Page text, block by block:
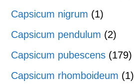
Capsicum nigrum (1)
Capsicum pendulum (2)
Capsicum pubescens (179)
Capsicum rhomboideum (1)